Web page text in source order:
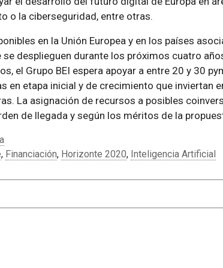
o la ciberseguridad, entre otras.
en la Unión Europea y en los países
desplieguen durante los próximos cuatro
el Grupo BEI espera apoyar a entre 20 y 30
en etapa inicial y de crecimiento que inviertan
La asignación de recursos a posibles
de llegada y según los méritos de la
, Financiación, Horizonte 2020, Inteligencia Artificial